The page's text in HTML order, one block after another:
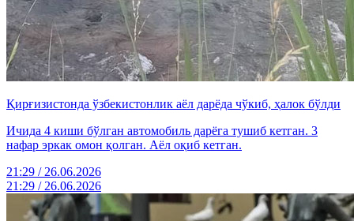
Қирғизистонда ўзбекистонлик аёл дарёда чўкиб, ҳалок бўлди
Ичида 4 киши бўлган автомобиль дарёга тушиб кетган. 3
нафар эркак омон қолган. Аёл оқиб кетган.
21:29 / 26.06.2026
21:29 / 26.06.2026